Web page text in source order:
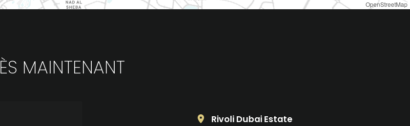
OpenStreetMap
MAINTENANT
Rivoli Dubai Estate